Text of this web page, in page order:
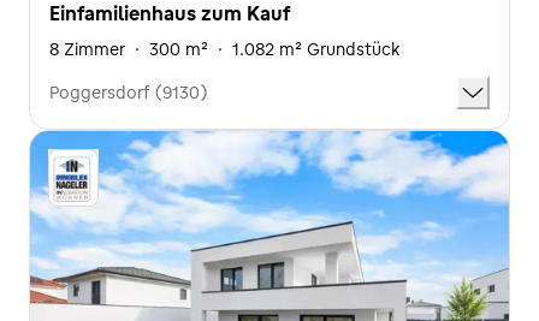
Einfamilienhaus zum Kauf
8 Zimmer · 300 m² · 1.082 m² Grundstück
Poggersdorf (9130)